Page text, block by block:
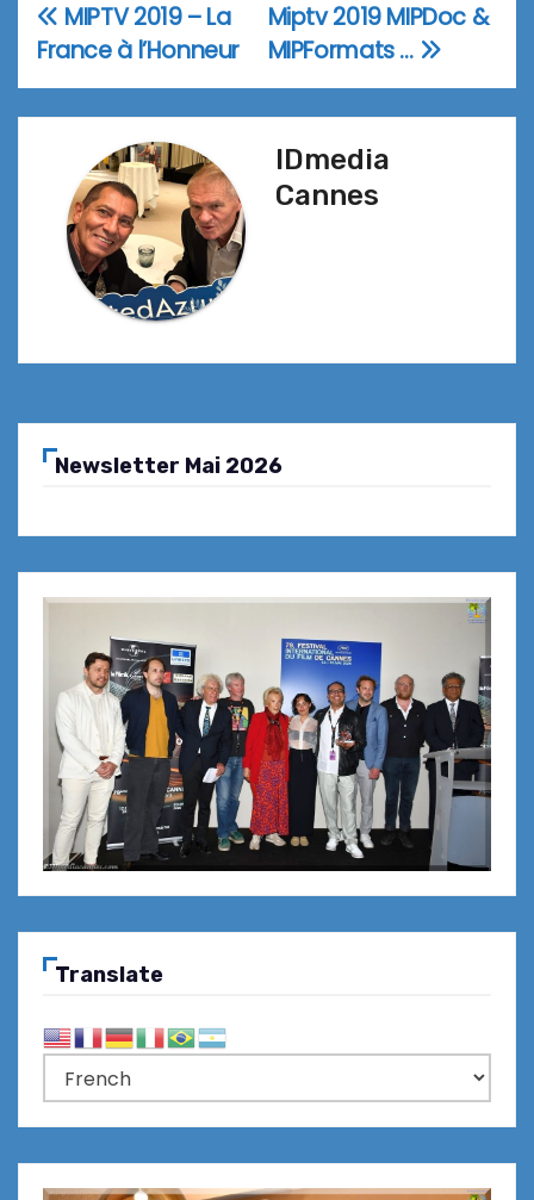
Navigation
de
l’article
Miptv 2019 MIPDoc &
MIPFormats …
MIPTV 2019 – La
France à l’Honneur
IDmedia
Cannes
Newsletter Mai 2026
Translate